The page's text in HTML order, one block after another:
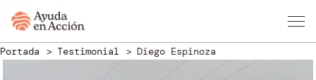
Portada Testimonial Diego Espinoza